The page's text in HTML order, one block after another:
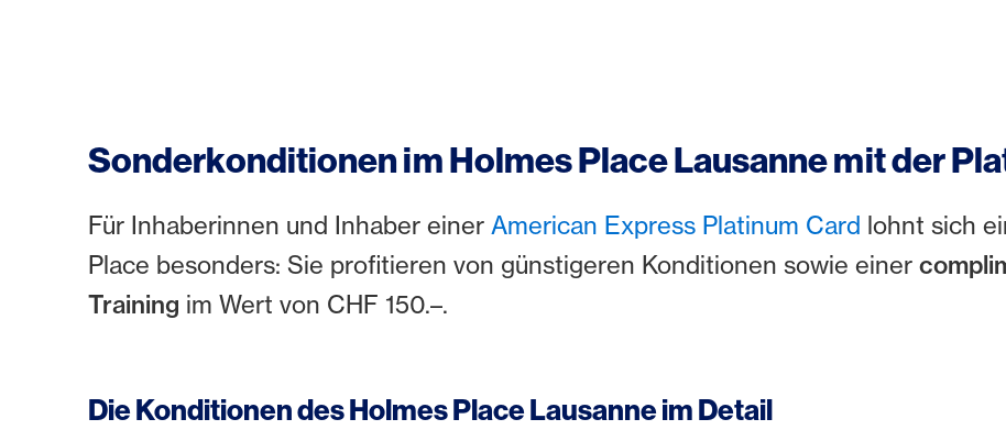
Sonderkonditionen im Holmes Place Lausanne mit der
Für Inhaberinnen und Inhaber einer American Express Platinum Card lohnt sich
Place besonders: Sie profitieren von günstigeren Konditionen sowie einer
Training im Wert von CHF 150.–.
Die Konditionen des Holmes Place Lausanne im Detail